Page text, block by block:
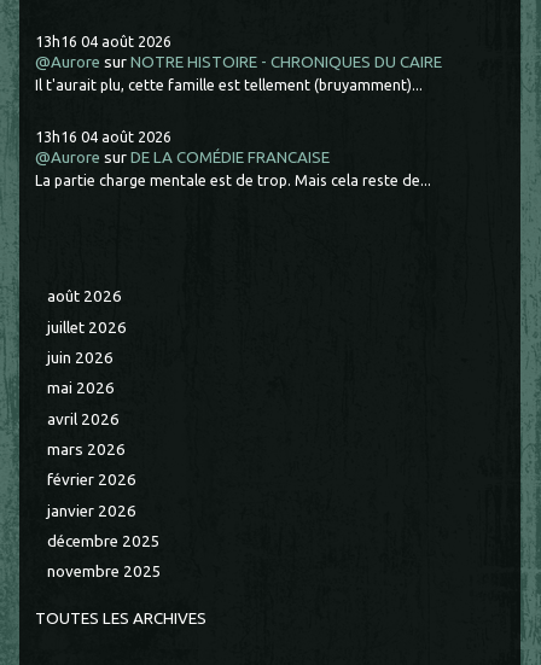
13h16 04 août 2026
@Aurore surNOTRE HISTOIRE - CHRONIQUES DU CAIRE
Il t'aurait plu, cette famille est tellement (bruyamment)...
13h16 04 août 2026
@Aurore surDE LA COMÉDIE FRANCAISE
La partie charge mentale est de trop. Mais cela reste de...
août 2026
juillet 2026
juin 2026
mai 2026
avril 2026
mars 2026
février 2026
janvier 2026
décembre 2025
novembre 2025
TOUTES LES ARCHIVES